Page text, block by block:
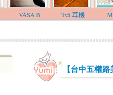
VASA B Två 耳機
【台中五權